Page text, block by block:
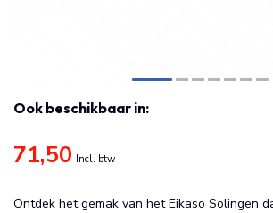
Ook beschikbaar in:
71,50 Incl. btw
Ontdek het gemak van het Eikaso Solingen